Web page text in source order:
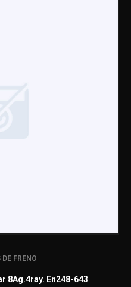
FRENO
8Ag.4ray. En248-643